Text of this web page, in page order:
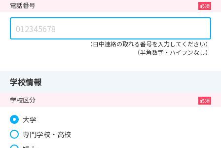
電話番号
（日中連絡の取れる番号を入力してください）
（半角数字・ハイフンなし）
学校情報
学校区分
大学
専門学校・高校